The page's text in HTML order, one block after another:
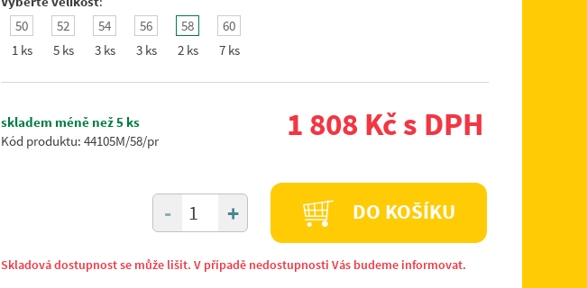
50
1 ks
52
5 ks
54
3 ks
56
3 ks
58
2 ks
60
7 ks
skladem méně než 5 ks
Kód produktu: 44105M/58/pr
1 808 Kč s DPH
+
- DO KOŠÍKU
Skladová dostupnost se může lišit. V případě nedostupnosti Vás budeme informovat.